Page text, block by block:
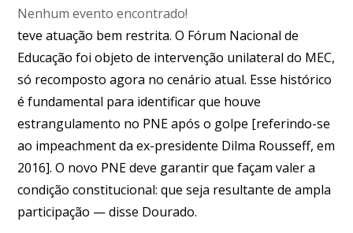
Nenhum evento encontrado!
teve atuação bem restrita. O Fórum Nacional de
Educação foi objeto de intervenção unilateral do MEC,
só recomposto agora no cenário atual. Esse histórico
é fundamental para identificar que houve
estrangulamento no PNE após o golpe [referindo-se
ao impeachment da ex-presidente Dilma Rousseff, em
2016]. O novo PNE deve garantir que façam valer a
condição constitucional: que seja resultante de ampla
participação — disse Dourado.